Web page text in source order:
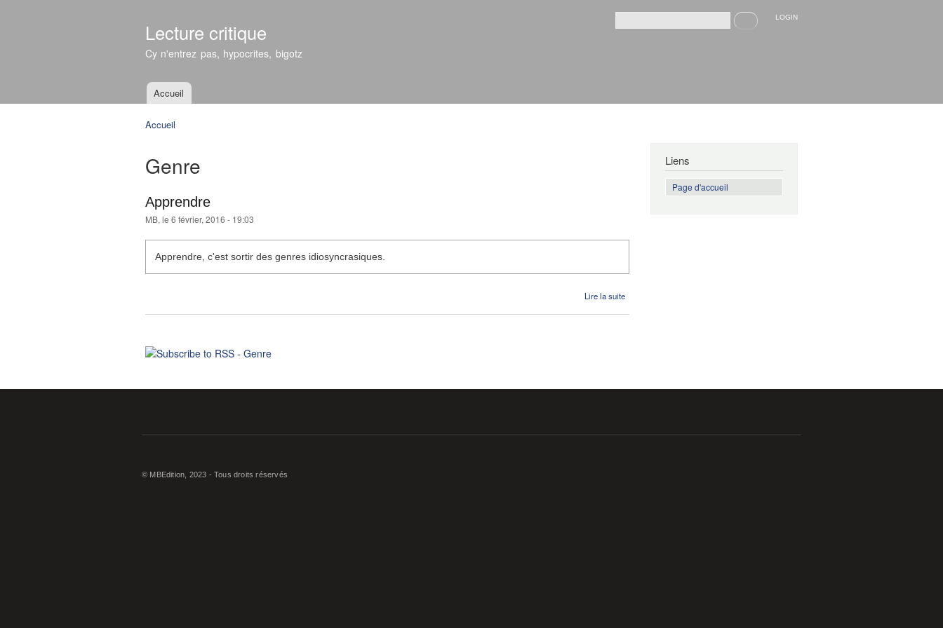
Lecture critique
Cy n'entrez pas, hypocrites, bigotz
Formulaire de recherche
Recherche LOGIN
Menu principal
Accueil
Accueil
Genre
Apprendre
MB, le 6 février, 2016 - 19:03
Apprendre, c'est sortir des genres idiosyncrasiques.
Lire la suite
Liens
Page d'accueil
© MBEdition, 2023 - Tous droits réservés